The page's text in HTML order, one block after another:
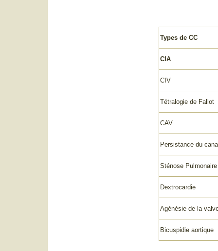
Types de CC
CIA
CIV
Tétralogie de Fallot
CAV
Persistance du
Sténose Pulmonaire
Dextrocardie
Agénésie de la
Bicuspidie aortique